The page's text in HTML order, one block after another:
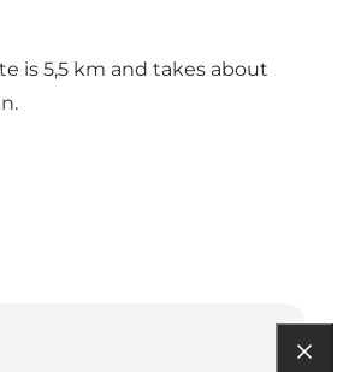
is 5,5 km and takes about